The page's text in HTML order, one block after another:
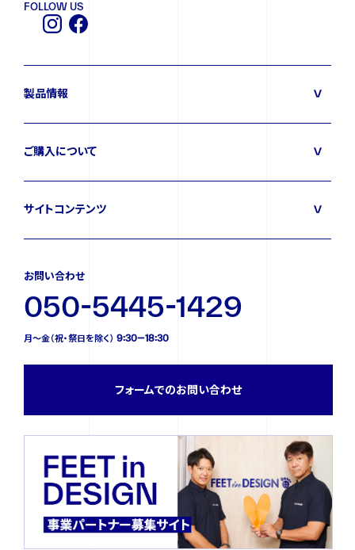
FOLLOW US
製品情報
ご購入について
サイトコンテンツ
お問い合わせ
050-5445-1429
月〜金（祝・祭日を除く） 9:30—18:30
フォームでのお問い合わせ